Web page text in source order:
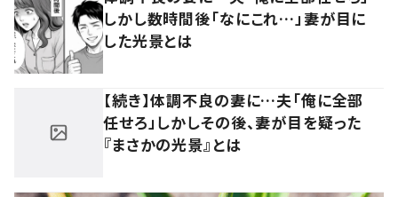
しかし数時間後「なにこれ…」妻が目に
した光景とは
【続き】体調不良の妻に…夫「俺に全部
任せろ」しかしその後、妻が目を疑った
『まさかの光景』とは